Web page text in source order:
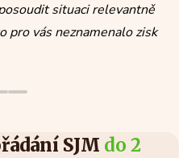
situaci relevantně
pro vás neznamenalo zisk
SJM do 2